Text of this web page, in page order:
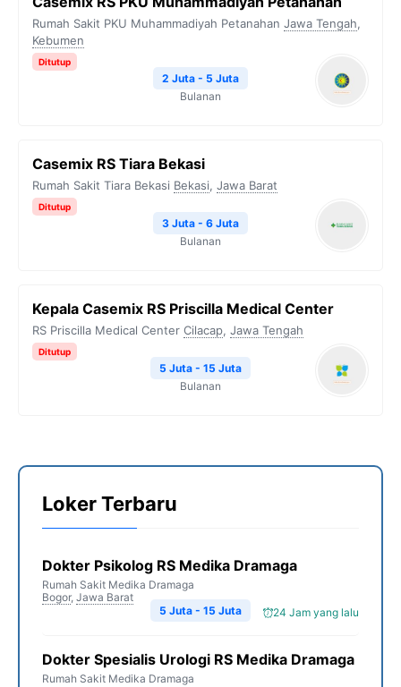
Rumah Sakit PKU Muhammadiyah Petanahan Jawa Tengah,
Kebumen
Ditutup
2 Juta - 5 Juta
Bulanan
Casemix RS Tiara Bekasi
Rumah Sakit Tiara Bekasi Bekasi, Jawa Barat
Ditutup
3 Juta - 6 Juta
Bulanan
Kepala Casemix RS Priscilla Medical Center
RS Priscilla Medical Center Cilacap, Jawa Tengah
Ditutup
5 Juta - 15 Juta
Bulanan
Loker Terbaru
Dokter Psikolog RS Medika Dramaga
Rumah Sakit Medika Dramaga
Bogor, Jawa Barat
24 Jam yang lalu
5 Juta - 15 Juta
Dokter Spesialis Urologi RS Medika Dramaga
Rumah Sakit Medika Dramaga